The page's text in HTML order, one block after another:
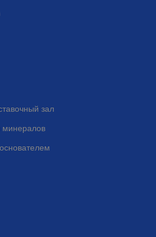
зал
минералов